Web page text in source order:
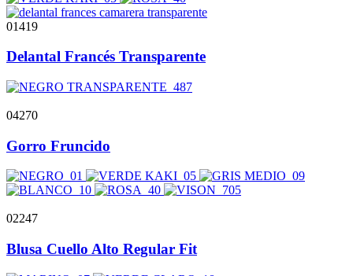
01419
Delantal Francés Transparente
04270
Gorro Fruncido
02247
Blusa Cuello Alto Regular Fit